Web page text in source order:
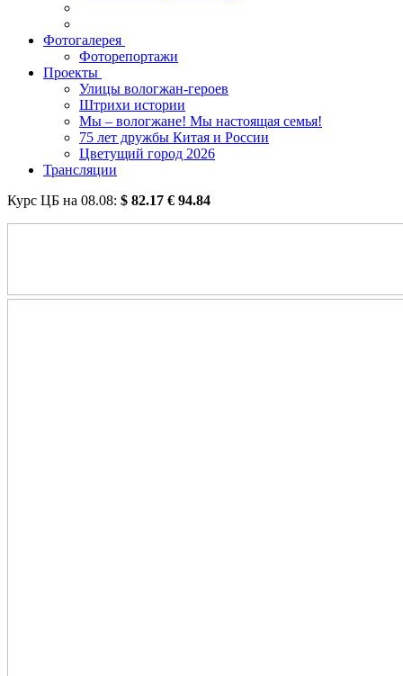
Фотогалерея
Фоторепортажи
Проекты
Улицы вологжан-героев
Штрихи истории
Мы – вологжане! Мы настоящая семья!
75 лет дружбы Китая и России
Цветущий город 2026
Трансляции
Курс ЦБ на 08.08: $ 82.17 € 94.84